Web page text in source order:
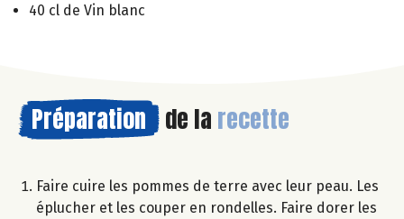
40 cl de Vin blanc
Préparation de la recette
Faire cuire les pommes de terre avec leur peau. Les
éplucher et les couper en rondelles. Faire dorer les